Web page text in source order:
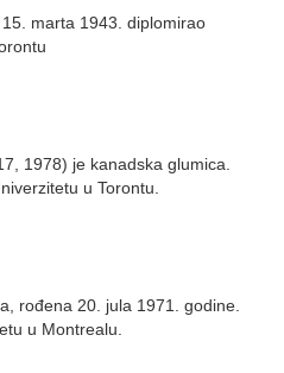
marta 1943. diplomirao
1978) je kanadska glumica.
u Torontu.
rođena 20. jula 1971. godine.
u Montrealu.